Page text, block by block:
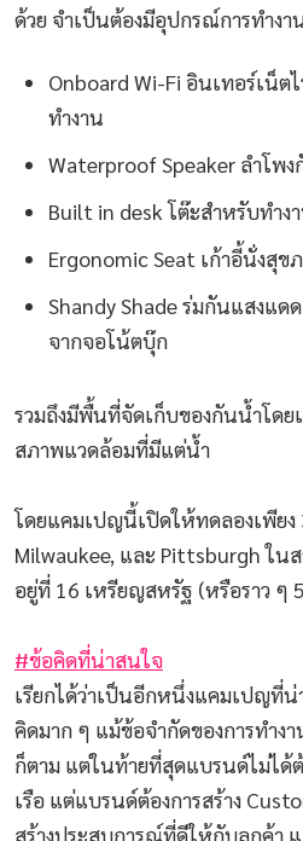
ด้วย จำเป็นต้องมีอุปกรณ์การทำงา
Onboard Wi-Fi อินเทอร์เน็ต
ทำงาน
Waterproof Speaker ลำโพ
Built in desk โต๊ะสำหรับทำง
Ergonomic Seat เก้าอี้นั่งสุข
Shandy Shade ร่มกันแสงแ
จากจอโน้ตบุ๊ก
รวมถึงมีพื้นที่จัดเก็บของกันน้ำโด
สภาพแวดล้อมที่มีแต่น้ำ
โดยแคมเปญนี้เปิดให้ทดลองเพียง
Milwaukee, และ Pittsburgh ใน
อยู่ที่ 16 เหรียญสหรัฐ (หรือราว ๆ
#ข้อคิดที่น่าสนใจ
เรียกได้ว่าเป็นอีกหนึ่งแคมเปญที่น่
คิดมาก ๆ แม้ข้อจำกัดของการทำง
ก็ตาม แต่ในท้ายที่สุดแบรนด์ไม่ได้
เรือ แต่แบรนด์ต้องการสร้าง
สร้างประสบการณ์ที่ดีให้กับลูกค้า